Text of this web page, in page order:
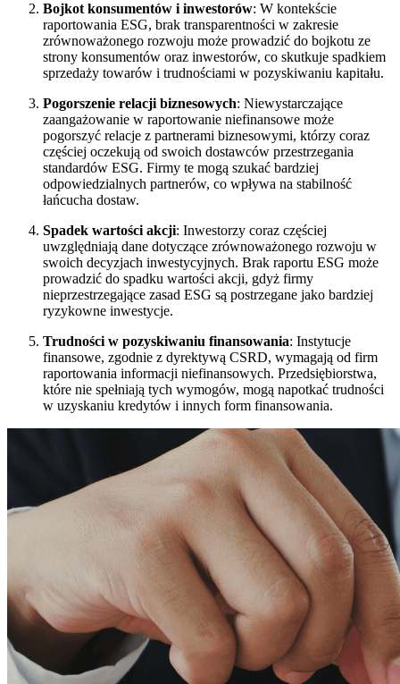
Bojkot konsumentów i inwestorów: W kontekście
raportowania ESG, brak transparentności w zakresie
zrównoważonego rozwoju może prowadzić do bojkotu ze
strony konsumentów oraz inwestorów, co skutkuje spadkiem
sprzedaży towarów i trudnościami w pozyskiwaniu kapitału.
Pogorszenie relacji biznesowych: Niewystarczające
zaangażowanie w raportowanie niefinansowe może
pogorszyć relacje z partnerami biznesowymi, którzy coraz
częściej oczekują od swoich dostawców przestrzegania
standardów ESG. Firmy te mogą szukać bardziej
odpowiedzialnych partnerów, co wpływa na stabilność
łańcucha dostaw.
Spadek wartości akcji: Inwestorzy coraz częściej
uwzględniają dane dotyczące zrównoważonego rozwoju w
swoich decyzjach inwestycyjnych. Brak raportu ESG może
prowadzić do spadku wartości akcji, gdyż firmy
nieprzestrzegające zasad ESG są postrzegane jako bardziej
ryzykowne inwestycje.
Trudności w pozyskiwaniu finansowania: Instytucje
finansowe, zgodnie z dyrektywą CSRD, wymagają od firm
raportowania informacji niefinansowych. Przedsiębiorstwa,
które nie spełniają tych wymogów, mogą napotkać trudności
w uzyskaniu kredytów i innych form finansowania.